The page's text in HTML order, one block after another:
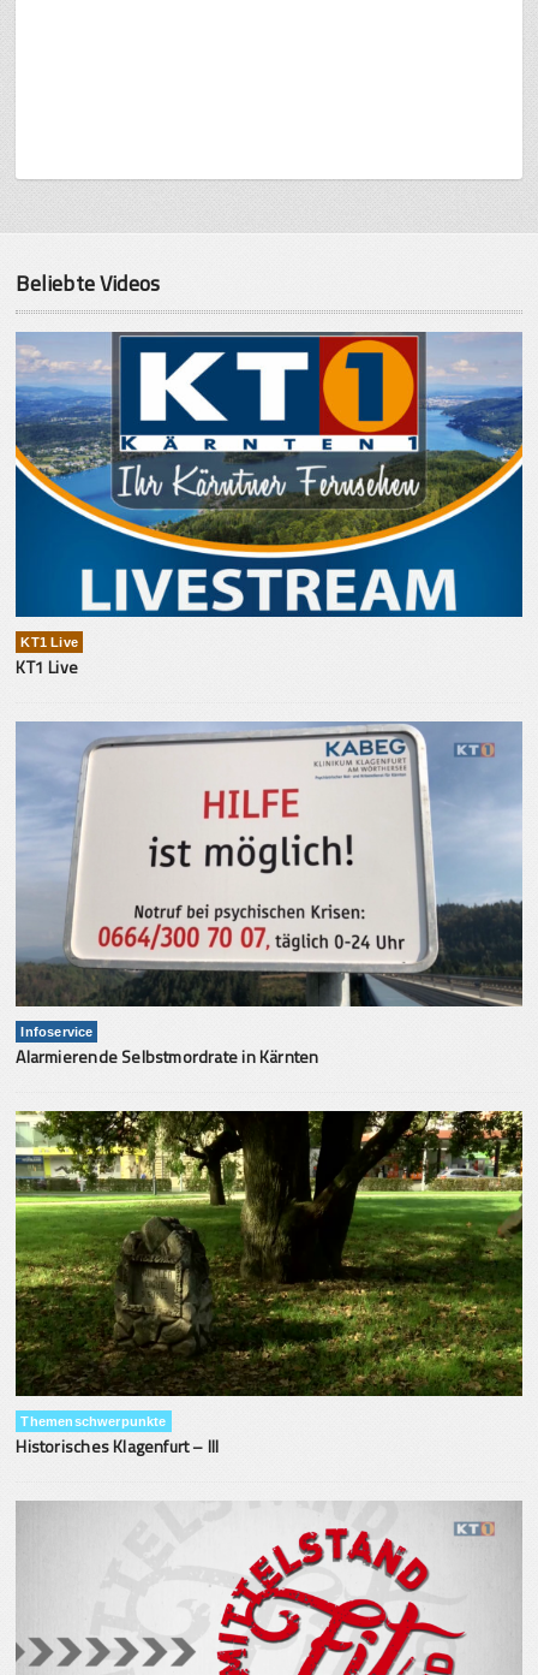
Beliebte Videos
KT1 Live
KT1 Live
Infoservice
Alarmierende Selbstmordrate in Kärnten
Themenschwerpunkte
Historisches Klagenfurt – III